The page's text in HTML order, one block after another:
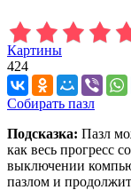
Картины
424
Собирать пазл
Подсказка: Пазл
как весь прогресс
выключении
пазлом и